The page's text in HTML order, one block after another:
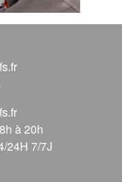
à 20h
24H 7/7J